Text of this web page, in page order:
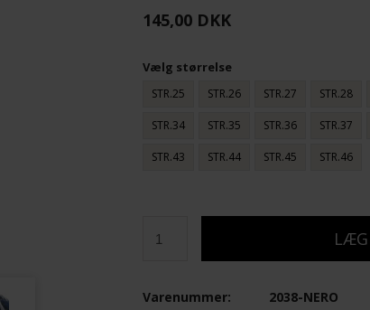
145,00 DKK
Vælg størrelse
STR.25 STR.26 STR.27 STR.28
STR.34 STR.35 STR.36 STR.37
STR.43 STR.44 STR.45 STR.46
2038-NERO
Varenummer: